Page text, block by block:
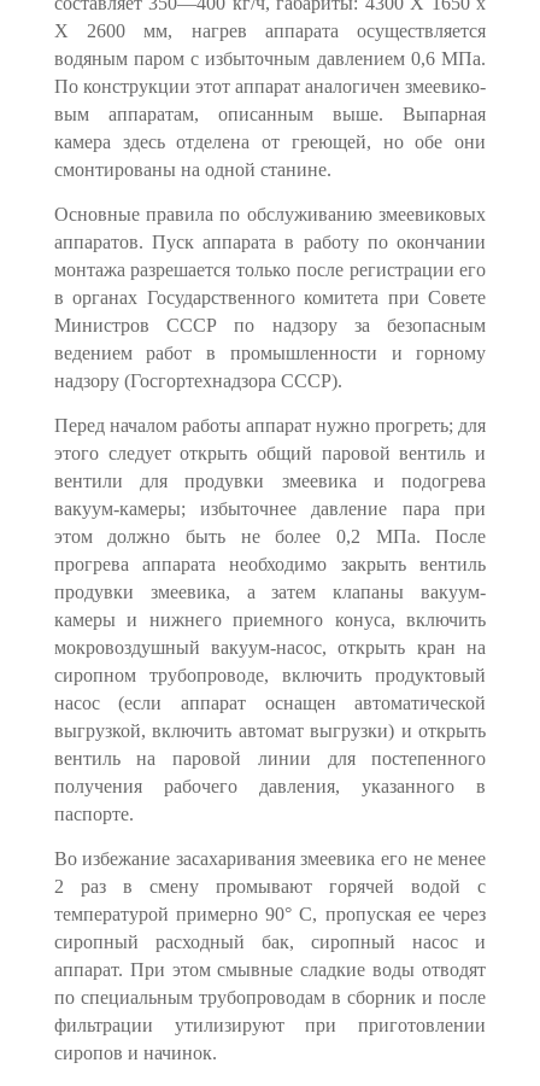
X 2600 мм, нагрев аппарата осуществляется
водяным паром с избыточным давлением 0,6 МПа.
По конструкции этот аппарат аналогичен змеевико­
вым аппаратам, описанным выше. Выпарная
камера здесь отделена от греющей, но обе они
смонтированы на одной станине.
Основные правила по обслуживанию змееви­ковых
аппаратов. Пуск аппарата в работу по окончании
монтажа разрешается только после регистрации его
в органах Государственного комитета при Совете
Министров СССР по надзору за безопасным
ведением работ в промышленности и горному
надзору (Госгортехнадзора СССР).
Перед началом работы аппарат нужно прогреть; для
этого следует от­крыть общий паровой вентиль и
вентили для продувки змеевика и подогре­ва
вакуум-камеры; избыточнее давление пара при
этом должно быть не более 0,2 МПа. После
прогрева аппарата необходимо закрыть вентиль
продувки змеевика, а затем клапаны вакуум-
камеры и нижнего приемного конуса, включить
мокровоздушный вакуум-насос, открыть кран на
сиропном трубо­проводе, включить продуктовый
насос (если аппарат оснащен автомати­ческой
выгрузкой, включить автомат выгрузки) и открыть
вентиль на паро­вой линии для постепенного
получения рабочего давления, указанного в
паспорте.
Во избежание засахаривания змеевика его не менее
2 раз в смену про­мывают горячей водой с
температурой примерно 90° С, пропуская ее через
сиропный расходный бак, сиропный насос и
аппарат. При этом смывные сладкие воды отводят
по специальным трубопроводам в сборник и после
фильтрации утилизируют при приготовлении
сиропов и начинок.